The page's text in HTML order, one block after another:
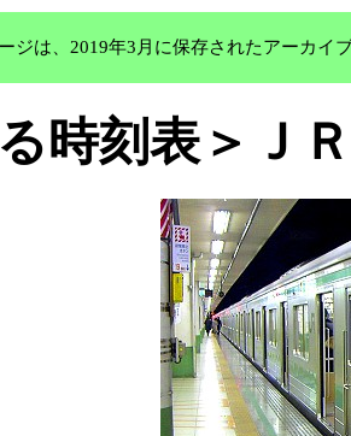
ジは、2019年3月に保存されたアーカイ
時刻表＞Ｊ